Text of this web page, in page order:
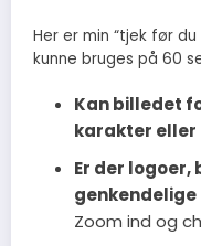
Her er min “tjek før
kunne bruges på 60
Kan billedet
karakter
Er der
Zoom ind og